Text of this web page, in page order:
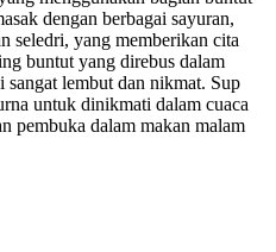
dengan berbagai sayuran,
seledri, yang memberikan cita
buntut yang direbus dalam
lembut dan nikmat. Sup
untuk dinikmati dalam cuaca
pembuka dalam makan malam